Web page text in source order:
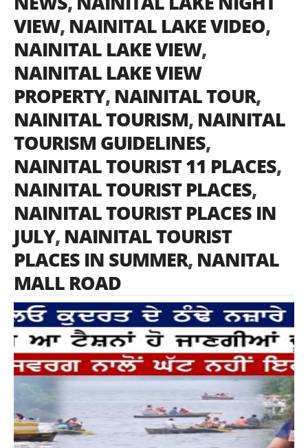
VIEW, NAINITAL LAKE VIDEO,
NAINITAL LAKE VIEW,
NAINITAL LAKE VIEW
PROPERTY, NAINITAL TOUR,
NAINITAL TOURISM, NAINITAL
TOURISM GUIDELINES,
NAINITAL TOURIST 11 PLACES,
NAINITAL TOURIST PLACES,
NAINITAL TOURIST PLACES IN
JULY, NAINITAL TOURIST
PLACES IN SUMMER, NANITAL
MALL ROAD